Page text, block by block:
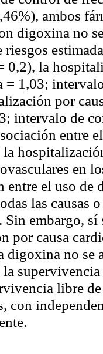
ambos
digoxina no
riesgos
0,2), la
= 1,03;
por
intervalo de
entre
la
en
entre el uso de
las causas
Sin embargo,
por causa
digoxina no se
la
libre
con